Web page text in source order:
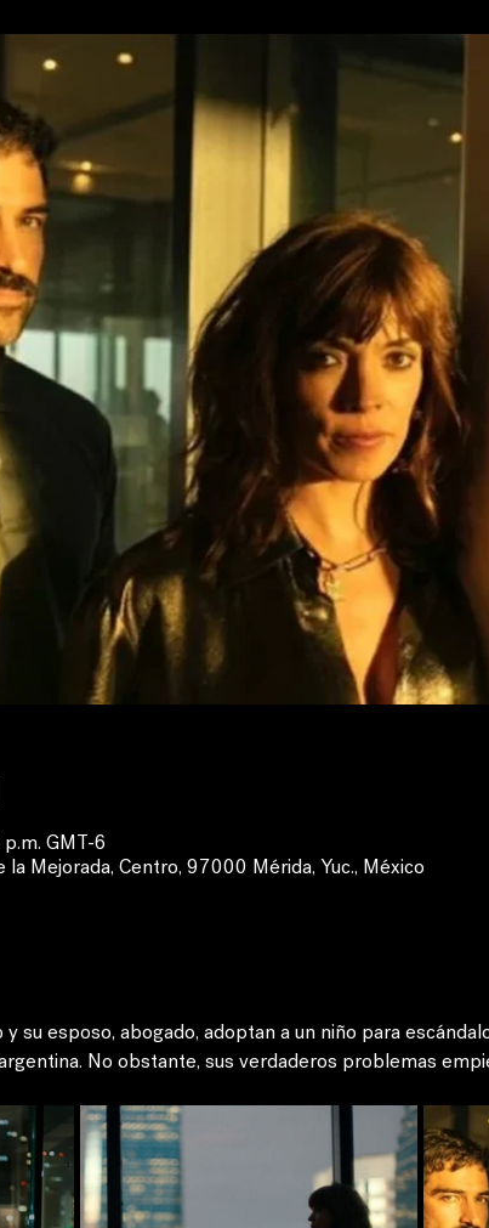
GMT-6
la Mejorada, Centro, 97000 Mérida, Yuc., México
su esposo, abogado, adoptan a un niño para
No obstante, sus verdaderos problemas